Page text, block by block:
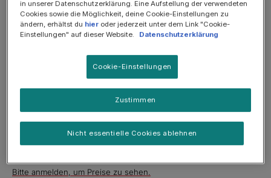
Bitte anmelden, um Preise zu sehen.
in unserer Datenschutzerklärung. Eine Aufstellung der verwendeten
Cookies sowie die Möglichkeit, deine Cookie-Einstellungen zu
ändern, erhältst du hier oder jederzeit unter dem Link "Cookie-
Einstellungen" auf dieser Website.
Datenschutzerklärung
Cookie-Einstellungen
Nicht essentielle Cookies ablehnen
Zustimmen